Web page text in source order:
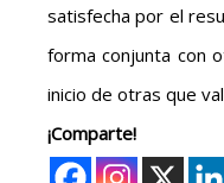
satisfecha por el
forma conjunta con
inicio de otras que
¡Comparte!